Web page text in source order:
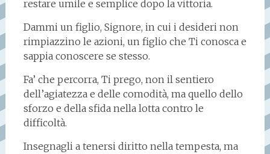
restare umile e semplice dopo la vittoria.
Dammi un figlio, Signore, in cui i desideri non
rimpiazzino le azioni, un figlio che Ti conosca e
sappia conoscere se stesso.
Fa’ che percorra, Ti prego, non il sentiero
dell’agiatezza e delle comodità, ma quello dello
sforzo e della sfida nella lotta contro le
difficoltà.
Insegnagli a tenersi diritto nella tempesta, ma